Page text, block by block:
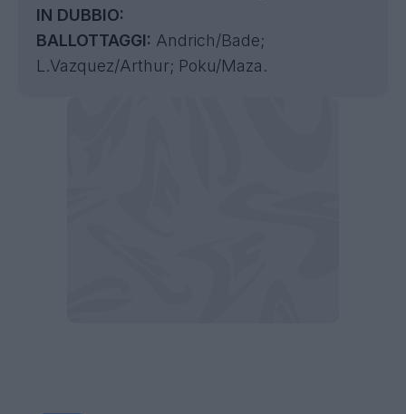
IN DUBBIO:
BALLOTTAGGI: Andrich/Bade;
L.Vazquez/Arthur; Poku/Maza.